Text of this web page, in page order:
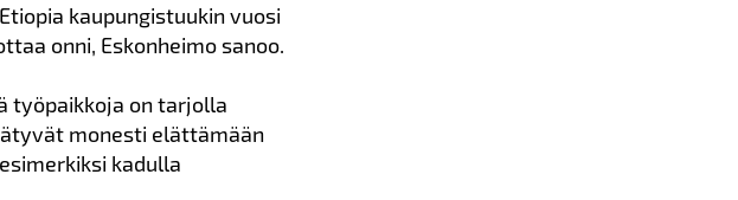
kaupungistuukin vuosi
onni, Eskonheimo sanoo.
työpaikkoja on tarjolla
monesti elättämään
kadulla